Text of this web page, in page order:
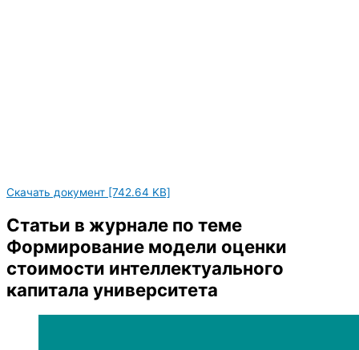
Скачать документ [742.64 KB]
Статьи в журнале по теме
Формирование модели оценки
стоимости интеллектуального
капитала университета